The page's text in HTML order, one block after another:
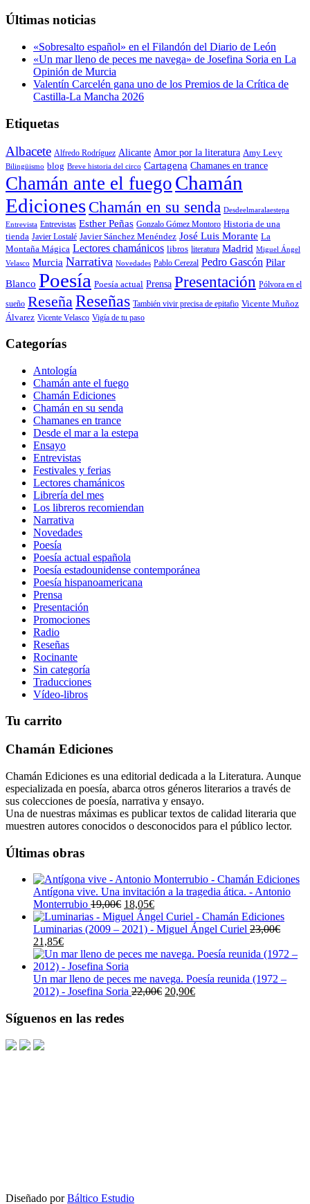
22,00€.20,90€.
Últimas noticias
«Sobresalto español» en el Filandón del Diario de León
«Un mar lleno de peces me navega» de Josefina Soria en La
Opinión de Murcia
Valentín Carcelén gana uno de los Premios de la Crítica de
Castilla-La Mancha 2026
Etiquetas
Albacete Alfredo Rodríguez Alicante Amor por la literatura Amy Levy
Bilingüismo blog Breve historia del circo Cartagena Chamanes en trance
Chamán ante el fuego Chamán
Ediciones Chamán en su senda Desdeelmaralaestepa
Entrevista Entrevistas Esther Peñas Gonzalo Gómez Montoro Historia de una
tienda Javier Lostalé Javier Sánchez Menéndez José Luis Morante La
Montaña Mágica Lectores chamánicos libros literatura Madrid Miguel Ángel
Velasco Murcia Narrativa Novedades Pablo Cerezal Pedro Gascón Pilar
Blanco Poesía Poesía actual Prensa Presentación Pólvora en el
sueño ReseñaReseñas También vivir precisa de epitafio Vicente Muñoz
Álvarez Vicente Velasco Vigía de tu paso
Categorías
Antología
Chamán ante el fuego
Chamán Ediciones
Chamán en su senda
Chamanes en trance
Desde el mar a la estepa
Ensayo
Entrevistas
Festivales y ferias
Lectores chamánicos
Librería del mes
Los libreros recomiendan
Narrativa
Novedades
Poesía
Poesía actual española
Poesía estadounidense contemporánea
Poesía hispanoamericana
Prensa
Presentación
Promociones
Radio
Reseñas
Rocinante
Sin categoría
Traducciones
Vídeo-libros
Tu carrito
Chamán Ediciones
Chamán Ediciones es una editorial dedicada a la Literatura. Aunque
especializada en poesía, abarca otros géneros literarios a través de
sus colecciones de poesía, narrativa y ensayo.
Una de nuestras máximas es publicar textos de calidad literaria que
muestren autores conocidos o desconocidos para el público lector.
Últimas obras
Antígona vive. Una invitación a la tragedia ática. - Antonio
Monterrubio 19,00€ El
precio
original
19,00€.
18,05€El
precio
actual
18,05€.
Luminarias (2009 – 2021) - Miguel Ángel Curiel 23,00€
El
precio
original
era:
23,00€.
21,85€El
precio
actual
es:
21,85€.
Un mar lleno de peces me navega. Poesía reunida (1972 –
2012) - Josefina Soria 22,00€ El
20,90€El
Síguenos en las redes
Diseñado porBáltico Estudio